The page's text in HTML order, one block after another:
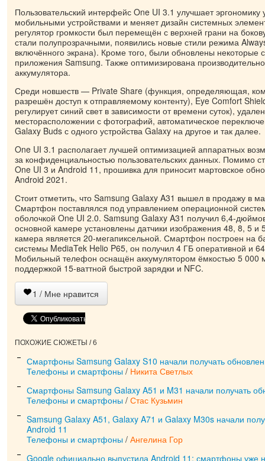
Пользовательский интерфейс One UI 3.1 улучшает эргономику
мобильными устройствами и меняет дизайн системных
регулятор громкости был перемещён с верхней грани на
стали полупрозрачными, появились новые стили режима
включённого экрана). Кроме того, были обновлены некоторые
приложения Samsung. Также оптимизирована
аккумулятора.
Среди новшеств — Private Share (функция, определяющая,
разрешён доступ к отправляемому контенту), Eye Comfort
регулирует синий свет в зависимости от времени суток),
месторасположении с фотографий, автоматическое
Galaxy Buds с одного устройства Galaxy на другое и так далее.
One UI 3.1 располагает лучшей оптимизацией аппаратных
за конфиденциальностью пользовательских данных. Помимо
One UI 3 и Android 11, прошивка для приносит мартовское
Android 2021.
Стоит отметить, что Samsung Galaxy A31 вышел в продажу в
Смартфон поставлялся под управлением операционной
оболочкой One UI 2.0. Samsung Galaxy A31 получил 6,4-
основной камере установлены датчики изображения 48, 8, 5
камера является 20-мегапиксельной. Смартфон построен на
системы MediaTek Helio P65, он получил 4 ГБ оперативной и
Мобильный телефон оснащён аккумулятором ёмкостью 5 000
поддержкой 15-ваттной быстрой зарядки и NFC.
1 / Мне нравится
ПОХОЖИЕ СЮЖЕТЫ / 6
Смартфоны Samsung Galaxy S10 начали получать
Телефоны и смартфоны / Никита Светлых
Смартфоны Samsung Galaxy A51 и M31 начали получать
Телефоны и смартфоны / Стас Кузьмин
Samsung Galaxy A51, Galaxy A71 и Galaxy M30s начали
Android 11
Телефоны и смартфоны / Ангелина Гор
Google официально выпустила Android 11: смартфоны уже